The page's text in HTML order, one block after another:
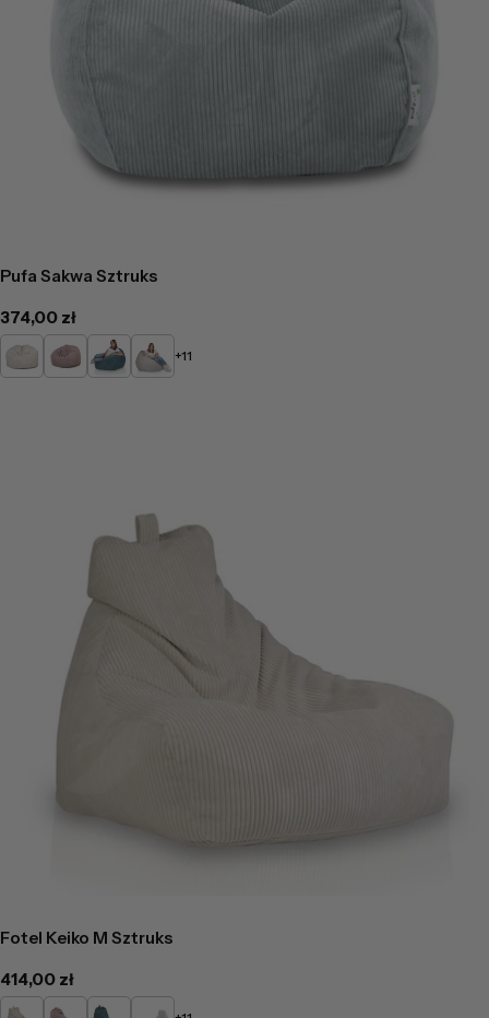
Pufa Sakwa Sztruks
Cena
regularna
374,00 zł
KremowyPudrowy
róż
TurkusowyPopielaty
+11
Fotel Keiko M Sztruks
Cena
regularna
414,00 zł
KremowyPudrowyTurkusowyPopielaty